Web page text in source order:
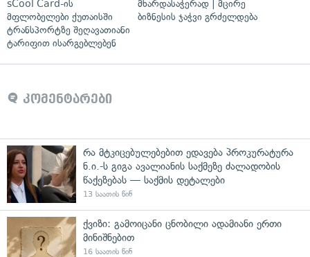
sCool Card-ის
მფლობელები ქუთაისში
ტრანსპორტზე შეღავათიანი
ტარიფით ისარგებლებენ
მხარდასაჭერად | მცირე
ბიზნესის ჯაჭვი გრძელდება
კომენტარები
რა მტკიცებულებებით ედავება პროკურატურა
ნ.ი.-ს გიგა ავალიანის საქმეზე ძალადობის
წაქეზებას — საქმის დეტალები
13 საათის წინ
ქვიზი: გამოიცანი ცნობილი ადამიანი ერთი
მინიშნებით
16 საათის წინ